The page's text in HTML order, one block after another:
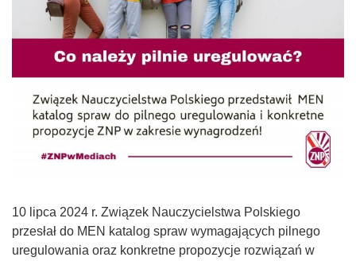
10 lipca 2024 r. Związek Nauczycielstwa Polskiego
przesłał do MEN katalog spraw wymagających pilnego
uregulowania oraz konkretne propozycje rozwiązań w